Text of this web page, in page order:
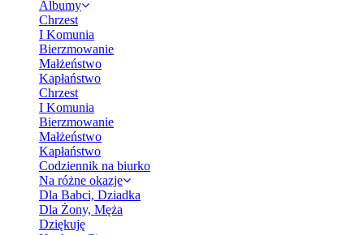
Albumy
Chrzest
I Komunia
Bierzmowanie
Małżeństwo
Kapłaństwo
Chrzest
I Komunia
Bierzmowanie
Małżeństwo
Kapłaństwo
Codziennik na biurko
Na różne okazje
Dla Babci, Dziadka
Dla Żony, Męża
Dziękuję